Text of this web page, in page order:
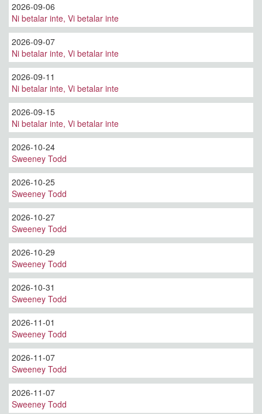
2026-09-06
Ni betalar inte, Vi betalar inte
2026-09-07
Ni betalar inte, Vi betalar inte
2026-09-11
Ni betalar inte, Vi betalar inte
2026-09-15
Ni betalar inte, Vi betalar inte
2026-10-24
Sweeney Todd
2026-10-25
Sweeney Todd
2026-10-27
Sweeney Todd
2026-10-29
Sweeney Todd
2026-10-31
Sweeney Todd
2026-11-01
Sweeney Todd
2026-11-07
Sweeney Todd
2026-11-07
Sweeney Todd